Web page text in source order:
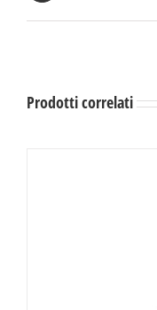
Prodotti correlati